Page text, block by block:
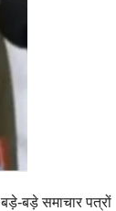
बड़े समाचार पत्रों